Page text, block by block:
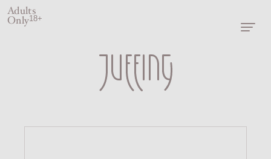
Adults
Only18+